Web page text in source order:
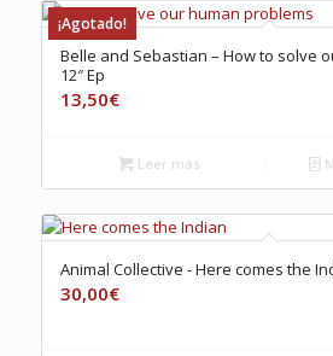
¡Agotado!
Belle and Sebastian – How to solve
12″ Ep
13,50€
Leer más
Animal Collective ‎- Here comes the
30,00€